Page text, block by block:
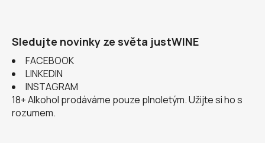
Sledujte novinky ze světa justWINE
FACEBOOK
LINKEDIN
INSTAGRAM
18+ Alkohol prodáváme pouze plnoletým. Užijte si ho s
rozumem.